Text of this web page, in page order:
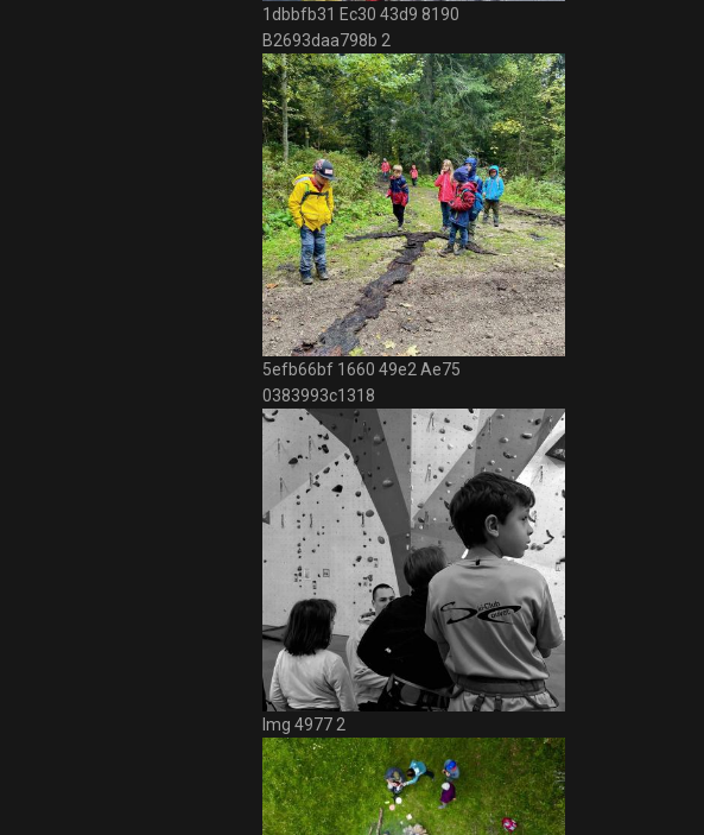
1dbbfb31 Ec30 43d9 8190
B2693daa798b 2
5efb66bf 1660 49e2 Ae75
0383993c1318
Img 4977 2